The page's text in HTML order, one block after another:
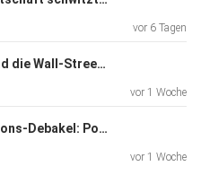
vor 6 Tagen
Das KI-Wunderkind und die Wall-Street-Rettung: Ein moderner LTCM-Moment
vor 1 Woche
Das FED Kommunikations-Debakel: Powell vs. Warsh
vor 1 Woche